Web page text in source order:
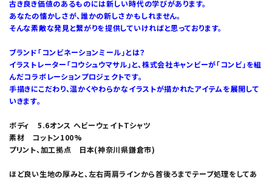
古き良き価値のあるものには新しい時代の学びがあります。
あなたの懐かしさが、誰かの新しさかもしれません。
そんな素敵な発見と繋がりを提供していければと思っております。
ブランド「コンビネーションミール」とは？
イラストレーター「コウシュウマサル」と、株式会社キャンビーが「コンビ」を組
んだコラボレーションプロジェクトです。
手描きにこだわり、温かくやわらかなイラストが描かれたアイテムを展開して
いきます。
ボディ 5.6オンス ヘビーウェイトTシャツ
素材 コットン100%
プリント、加工拠点 日本(神奈川県鎌倉市)
ほど良い生地の厚みと、左右両肩ラインから首後ろまでテープ処理をしてあ